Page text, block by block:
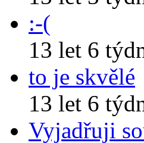
:-(
13 let 6
to je skvělé
13 let 6
Vyjadřuji